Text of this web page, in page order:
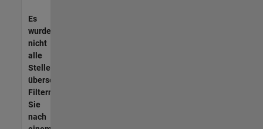
Es
wurden
nicht
alle
Stellen
übersetzt.
Filtern
Sie
nach